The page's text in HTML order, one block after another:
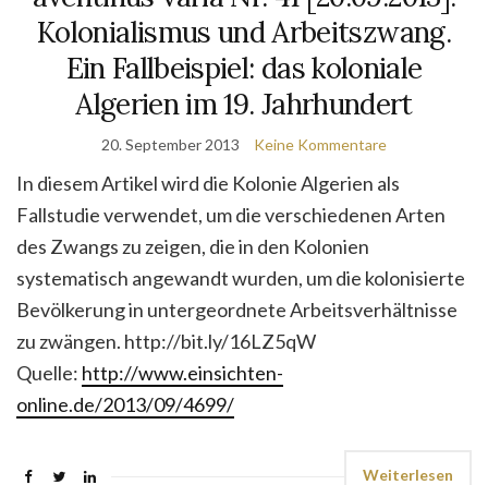
Kolonialismus und Arbeitszwang.
Ein Fallbeispiel: das koloniale
Algerien im 19. Jahrhundert
20. September 2013 Keine Kommentare
In diesem Artikel wird die Kolonie Algerien als
Fallstudie verwendet, um die verschiedenen Arten
des Zwangs zu zeigen, die in den Kolonien
systematisch angewandt wurden, um die kolonisierte
Bevölkerung in untergeordnete Arbeitsverhältnisse
zu zwängen. http://bit.ly/16LZ5qW
Quelle: http://www.einsichten-
online.de/2013/09/4699/
Weiterlesen